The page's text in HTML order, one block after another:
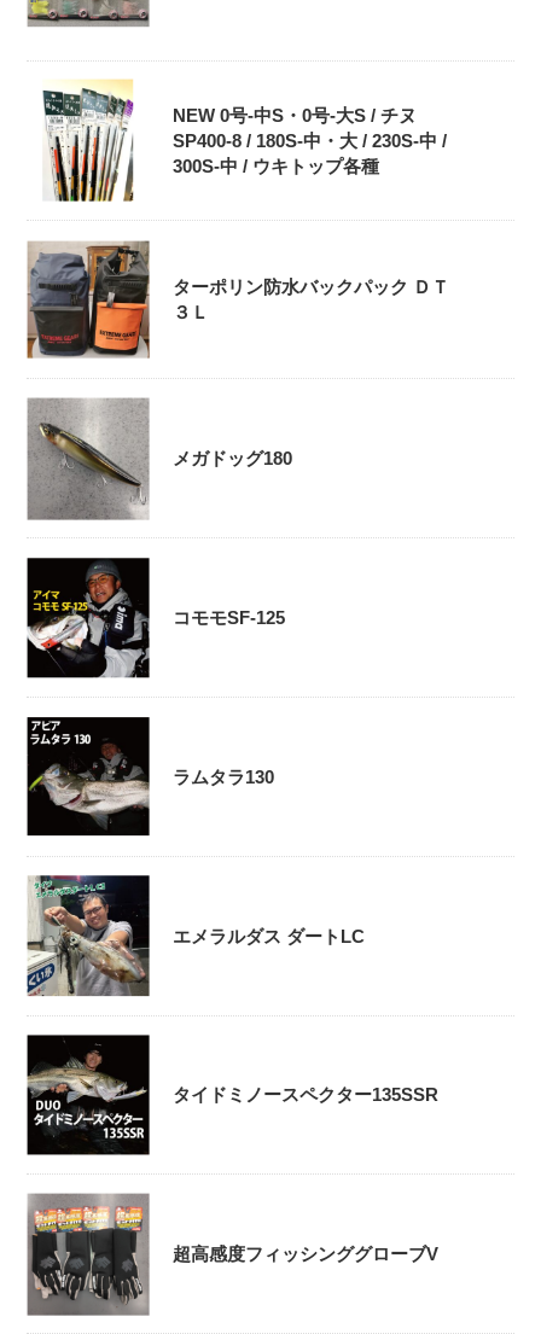
NEW 0号-中S・0号‐大S / チヌ
SP400-8 / 180S-中・大 / 230S-中 /
300S-中 / ウキトップ各種
ターポリン防水バックパック ＤＴ
３Ｌ
メガドッグ180
コモモSF-125
ラムタラ130
エメラルダス ダートLC
タイドミノースペクター135SSR
超高感度フィッシンググローブV